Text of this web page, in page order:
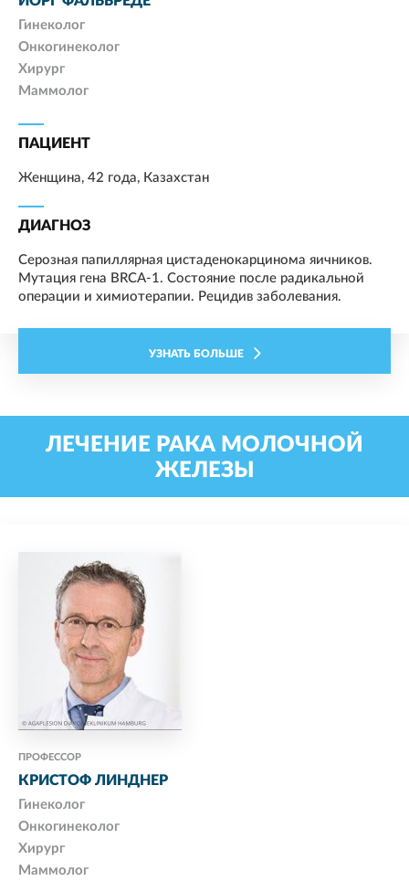
Гинеколог
Онкогинеколог
Хирург
Маммолог
ПАЦИЕНТ
Женщина, 42 года, Казахстан
ДИАГНОЗ
Серозная папиллярная цистаденокарцинома яичников.
Мутация гена BRCA-1. Состояние после радикальной
операции и химиотерапии. Рецидив заболевания.
УЗНАТЬ БОЛЬШЕ
ЛЕЧЕНИЕ РАКА МОЛОЧНОЙ
ЖЕЛЕЗЫ
ПРОФЕССОР
КРИСТОФ ЛИНДНЕР
Гинеколог
Онкогинеколог
Хирург
Маммолог